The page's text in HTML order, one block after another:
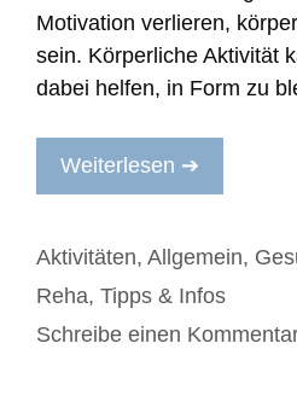
Motivation verlieren,
sein. Körperliche Aktivität
dabei helfen, in Form zu
Weiterlesen ➔
Kategorien
Aktivitäten, Allgemein,
Reha, Tipps & Infos
Schreibe einen